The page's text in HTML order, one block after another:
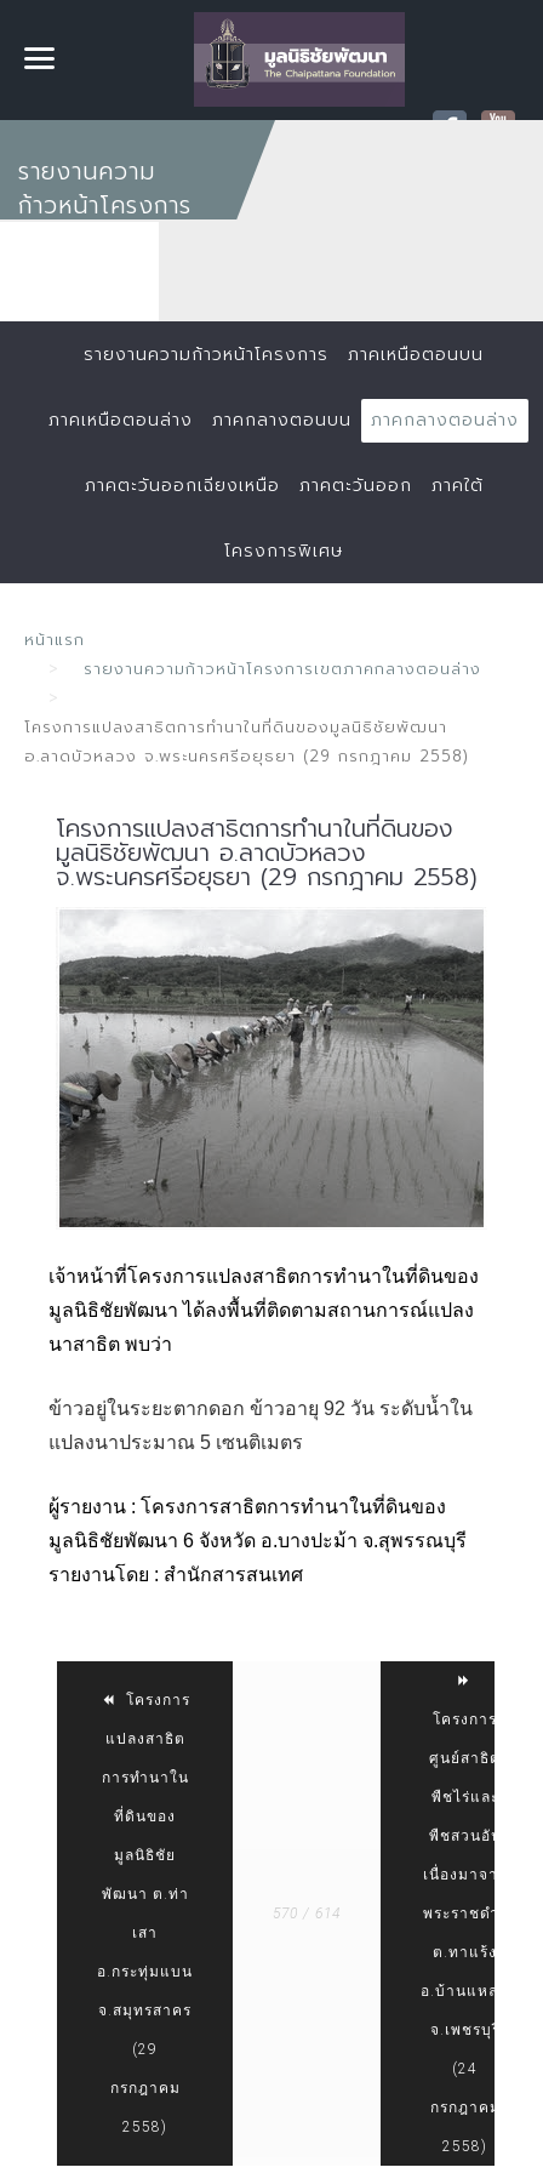
รายงานความ
ก้าวหน้าโครงการ
รายงานความก้าวหน้าโครงการ ภาคเหนือตอนบน
ภาคเหนือตอนล่าง ภาคกลางตอนบน ภาคกลางตอนล่าง
ภาคตะวันออกเฉียงเหนือ ภาคตะวันออก ภาคใต้
โครงการพิเศษ
หน้าแรก
รายงานความก้าวหน้าโครงการเขตภาคกลางตอนล่าง
โครงการแปลงสาธิตการทำนาในที่ดินของมูลนิธิชัยพัฒนา
อ.ลาดบัวหลวง จ.พระนครศรีอยุธยา (29 กรกฎาคม 2558)
โครงการแปลงสาธิตการทำนาในที่ดินของ
มูลนิธิชัยพัฒนา อ.ลาดบัวหลวง
จ.พระนครศรีอยุธยา (29 กรกฎาคม 2558)
เจ้าหน้าที่โครงการแปลงสาธิตการทำนาในที่ดินของ
มูลนิธิชัยพัฒนา ได้ลงพื้นที่ติดตามสถานการณ์แปลง
นาสาธิต พบว่า
ข้าวอยู่ในระยะตากดอก ข้าวอายุ 92 วัน ระดับน้ำใน
แปลงนาประมาณ 5 เซนติเมตร
ผู้รายงาน : โครงการสาธิตการทำนาในที่ดินของ
มูลนิธิชัยพัฒนา 6 จังหวัด อ.บางปะม้า จ.สุพรรณบุรี
รายงานโดย : สำนักสารสนเทศ
โครงการ
แปลงสาธิต
การทำนาใน
ที่ดินของ
มูลนิธิชัย
พัฒนา ต.ท่า
เสา
อ.กระทุ่มแบน
จ.สมุทรสาคร
(29
กรกฎาคม
2558)
570 / 614
โครงการ
ศูนย์สาธิต
พืชไร่และ
พืชสวนอัน
เนื่องมาจาก
พระราชดำริ
ต.ทาแร้ง
อ.บ้านแหลม
จ.เพชรบุรี
(24
กรกฎาคม
2558)